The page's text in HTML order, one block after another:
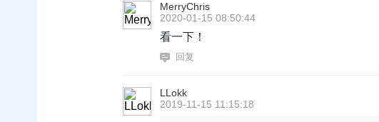
MerryChris
2020-01-15 08:50:44
看一下！
回复
LLokk
2019-11-15 11:15:18